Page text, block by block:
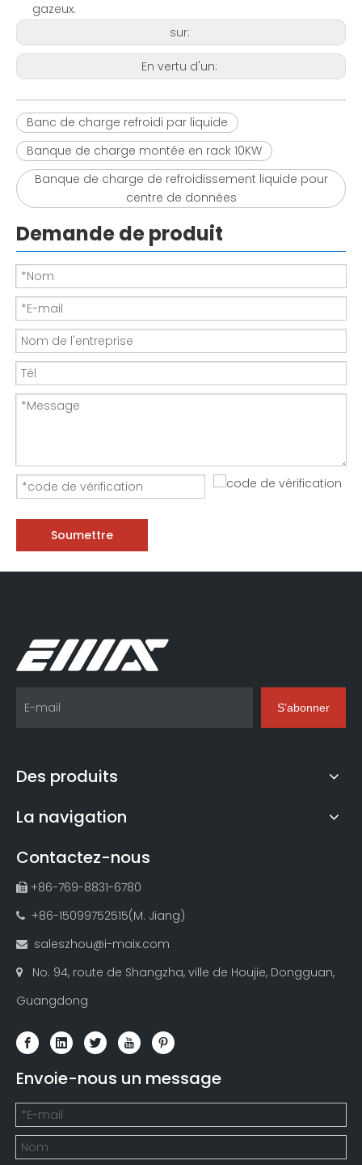
gazeux.
sur:
En vertu d'un:
Banc de charge refroidi par liquide
Banque de charge montée en rack 10KW
Banque de charge de refroidissement liquide pour
centre de données
Demande de produit
Soumettre
S’abonner
Des produits
La navigation
Contactez-nous
 +86-769-8831-6780
 +86-15099752515(M. Jiang)
 saleszhou@i-maix.com

No. 94, route de Shangzha, ville de Houjie, Dongguan,
Guangdong
Envoie-nous un message